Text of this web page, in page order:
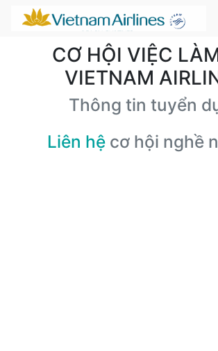
CƠ HỘI VIỆC
VIETNAM
Thông tin tuyển
Liên hệ cơ hội nghề